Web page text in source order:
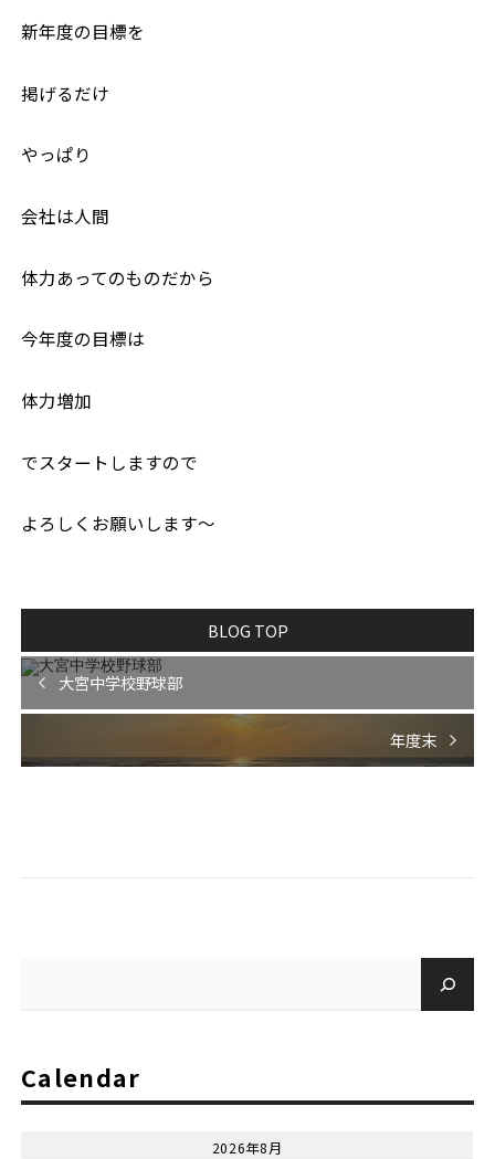
新年度の目標を
掲げるだけ
やっぱり
会社は人間
体力あってのものだから
今年度の目標は
体力増加
でスタートしますので
よろしくお願いします〜
BLOG TOP
大宮中学校野球部
年度末
Calendar
2026年8月